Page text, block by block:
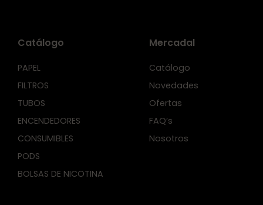
Catálogo
PAPEL
FILTROS
TUBOS
ENCENDEDORES
CONSUMIBLES
PODS
BOLSAS DE NICOTINA
Mercadal
Catálogo
Novedades
Ofertas
FAQ’s
Nosotros